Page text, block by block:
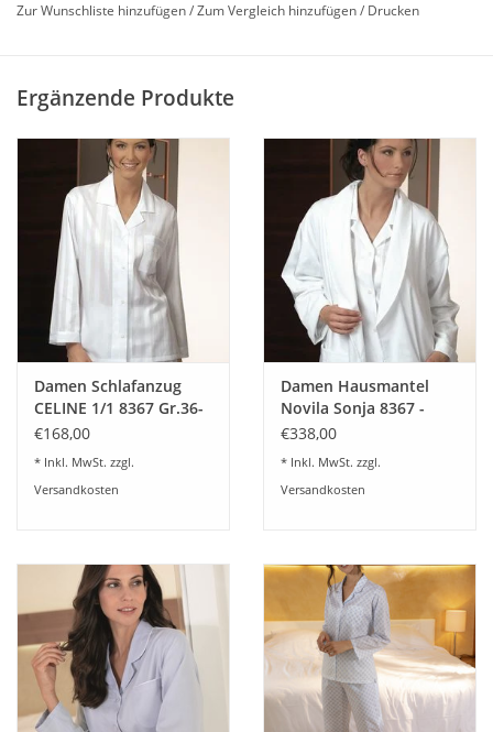
100% Baumwolle Satin Streifen - mit verlängertem Rückenteil.
Ein schönes Damen Nachthemd mit hohem Tragekomfort.
Pflegeleicht und angenehm zu tragen.
Nachthemd feiner Streifen aus Baumwoll-Satin
Reverskragen und durchgehende Knopfleiste
verlängertes Rückenteil, runder Saum
Unterkragen, Innenmanschette und Saumeinfassung aus
Kontraststoff
Länge ca. 95 cm
Pflegehinweise
Waschen 40 Grad
Nicht bleichen
Nicht trommeltrocknen
nicht chemisch reinigen
Materialzusammensetzung
Zur Wunschliste hinzufügen/Zum Vergleich hinzufügen/ Drucken
Ergänzende Produkte
Damen Schlafanzug
CELINE 1/1 8367 Gr.36-
48
€168,00
* Inkl. MwSt. zzgl.
Versandkosten
Damen Hausmantel
Novila Sonja 8367 -
gefüttert Frottier
€338,00
* Inkl. MwSt. zzgl.
Versandkosten